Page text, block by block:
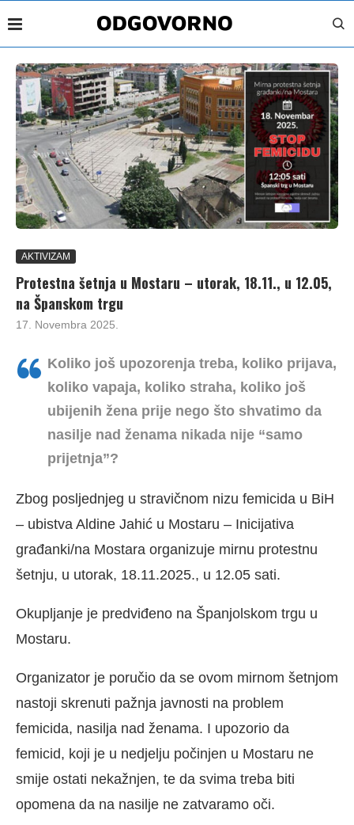
AKTIVIZAM
Protestna šetnja u Mostaru – utorak, 18.11., u 12.05,
na Španskom trgu
17. Novembra 2025.
Koliko još upozorenja treba, koliko prijava,
koliko vapaja, koliko straha, koliko još
ubijenih žena prije nego što shvatimo da
nasilje nad ženama nikada nije “samo
prijetnja”?
Zbog posljednjeg u stravičnom nizu femicida u BiH
– ubistva Aldine Jahić u Mostaru – Inicijativa
građanki/na Mostara organizuje mirnu protestnu
šetnju, u utorak, 18.11.2025., u 12.05 sati.
Okupljanje je predviđeno na Španjolskom trgu u
Mostaru.
Organizator je poručio da se ovom mirnom šetnjom
nastoji skrenuti pažnja javnosti na problem
femicida, nasilja nad ženama. I upozorio da
femicid, koji je u nedjelju počinjen u Mostaru ne
smije ostati nekažnjen, te da svima treba biti
opomena da na nasilje ne zatvaramo oči.